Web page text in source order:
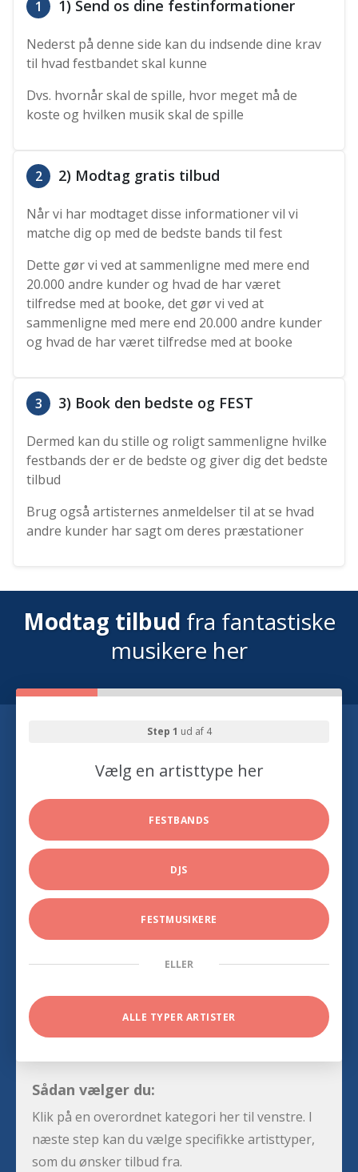
1 1) Send os dine festinformationer
Nederst på denne side kan du indsende dine krav
til hvad festbandet skal kunne
Dvs. hvornår skal de spille, hvor meget må de
koste og hvilken musik skal de spille
2 2) Modtag gratis tilbud
Når vi har modtaget disse informationer vil vi
matche dig op med de bedste bands til fest
Dette gør vi ved at sammenligne med mere end
20.000 andre kunder og hvad de har været
tilfredse med at booke, det gør vi ved at
sammenligne med mere end 20.000 andre kunder
og hvad de har været tilfredse med at booke
3 3) Book den bedste og FEST
Dermed kan du stille og roligt sammenligne hvilke
festbands der er de bedste og giver dig det bedste
tilbud
Brug også artisternes anmeldelser til at se hvad
andre kunder har sagt om deres præstationer
Modtag tilbud fra fantastiske
musikere her
Step 1 ud af 4
Vælg en artisttype her
FESTBANDS
DJS
FESTMUSIKERE
ELLER
ALLE TYPER ARTISTER
Sådan vælger du:
Klik på en overordnet kategori her til venstre. I
næste step kan du vælge specifikke artisttyper,
som du ønsker tilbud fra.